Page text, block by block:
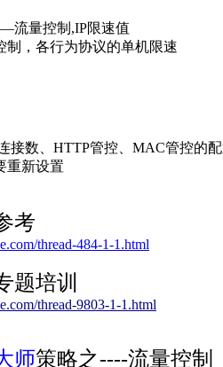
流量控制,IP限速值
制，各行为协议的单机限速
接数、HTTP管控、MAC管控的
重新设置
考
thread-484-1-1.html
题培训
thread-9803-1-1.html
师策略之----流量控制